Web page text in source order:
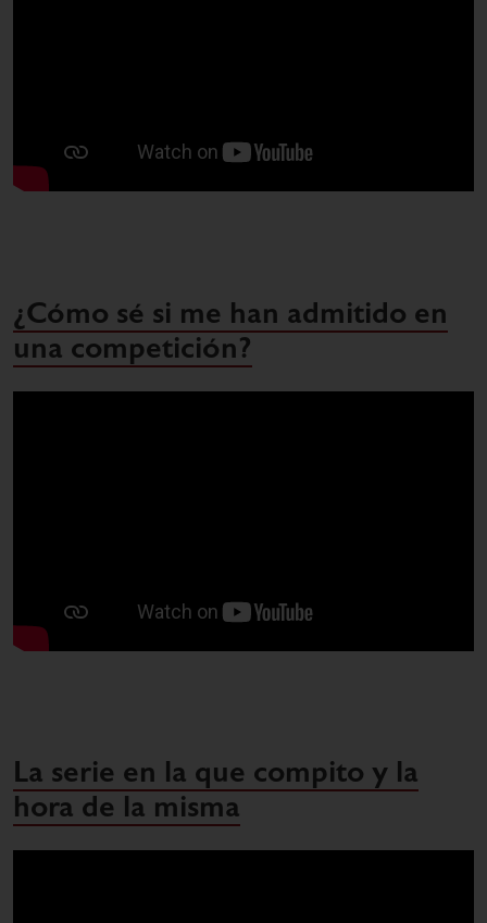
¿Cómo sé si me han admitido en
una competición?
La serie en la que compito y la
hora de la misma